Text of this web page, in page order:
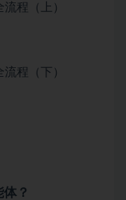
程（上）
程（下）
？